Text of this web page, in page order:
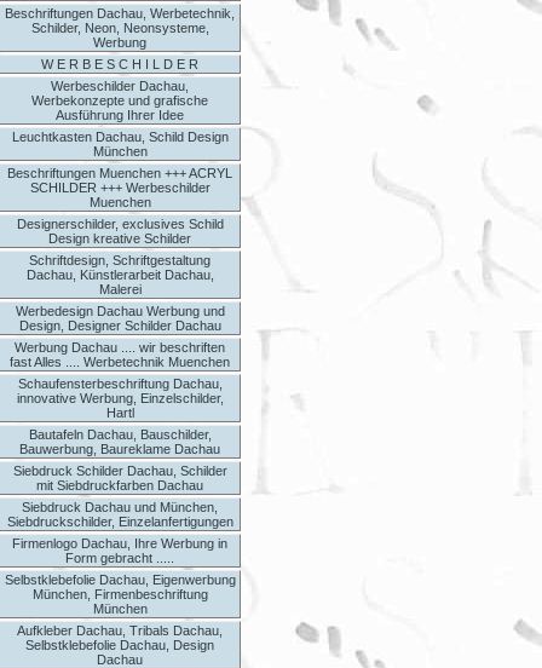
Beschriftungen Dachau, Werbetechnik,
Schilder, Neon, Neonsysteme,
Werbung
W E R B E S C H I L D E R
Werbeschilder Dachau,
Werbekonzepte und grafische
Ausführung Ihrer Idee
Leuchtkasten Dachau, Schild Design
München
Beschriftungen Muenchen +++ ACRYL
SCHILDER +++ Werbeschilder
Muenchen
Designerschilder, exclusives Schild
Design kreative Schilder
Schriftdesign, Schriftgestaltung
Dachau, Künstlerarbeit Dachau,
Malerei
Werbedesign Dachau Werbung und
Design, Designer Schilder Dachau
Werbung Dachau .... wir beschriften
fast Alles .... Werbetechnik Muenchen
Schaufensterbeschriftung Dachau,
innovative Werbung, Einzelschilder,
Hartl
Bautafeln Dachau, Bauschilder,
Bauwerbung, Baureklame Dachau
Siebdruck Schilder Dachau, Schilder
mit Siebdruckfarben Dachau
Siebdruck Dachau und München,
Siebdruckschilder, Einzelanfertigungen
Firmenlogo Dachau, Ihre Werbung in
Form gebracht .....
Selbstklebefolie Dachau, Eigenwerbung
München, Firmenbeschriftung
München
Aufkleber Dachau, Tribals Dachau,
Selbstklebefolie Dachau, Design
Dachau